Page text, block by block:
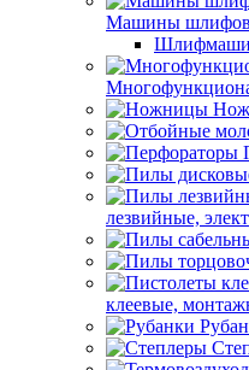
Машины
лезвийные,
клеевые,